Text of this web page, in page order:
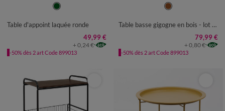
UNITÉ
Table d'appoint laquée ronde
49,99 €
+ 0,24 €
-50% dès 2 art Code 899013
UNITÉ
Table basse gigogne en bois - lot de 2
79,99 €
+ 0,80 €
-50% dès 2 art Code 899013